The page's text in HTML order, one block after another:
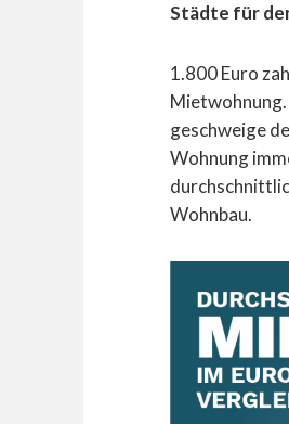
Städte für
1.800 Euro
geschweige
Wohnung
Wohnbau.